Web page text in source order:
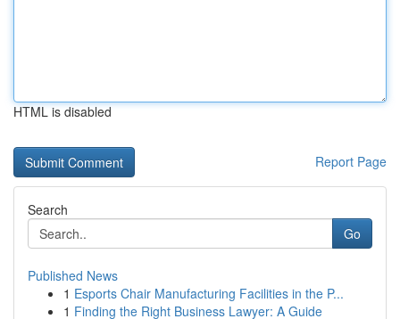
HTML is disabled
Report Page
Search
Go
Published News
1 Esports Chair Manufacturing Facilities in the P...
1 Finding the Right Business Lawyer: A Guide